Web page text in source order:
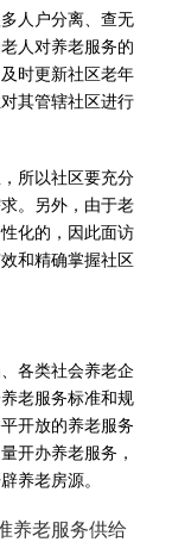
人户分离、查无
人对养老服务的
时更新社区老年
其管辖社区进行
所以社区要充分
。另外，由于老
化的，因此面访
和精确掌握社区
各类社会养老企
老服务标准和规
开放的养老服务
开办养老服务，
养老房源。
养老服务供给